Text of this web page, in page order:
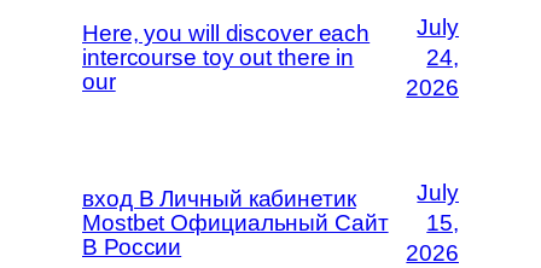
Here, you will discover each
intercourse toy out there in
our
July
24,
2026
вход В Личный кабинетик
Mostbet Официальный Сайт
В России
July
15,
2026